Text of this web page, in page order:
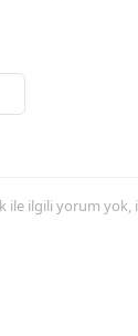
ile ilgili yorum yok,